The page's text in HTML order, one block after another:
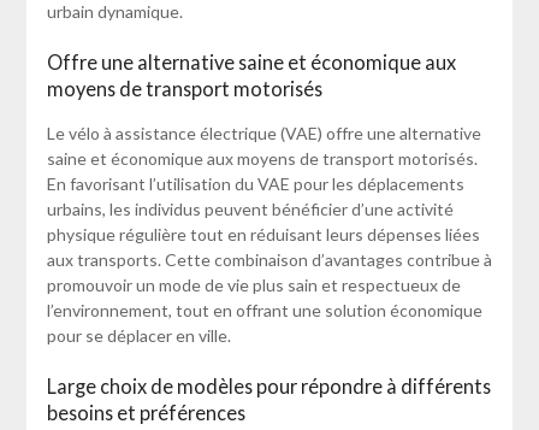
urbain dynamique.
Offre une alternative saine et économique aux
moyens de transport motorisés
Le vélo à assistance électrique (VAE) offre une alternative
saine et économique aux moyens de transport motorisés.
En favorisant l’utilisation du VAE pour les déplacements
urbains, les individus peuvent bénéficier d’une activité
physique régulière tout en réduisant leurs dépenses liées
aux transports. Cette combinaison d’avantages contribue à
promouvoir un mode de vie plus sain et respectueux de
l’environnement, tout en offrant une solution économique
pour se déplacer en ville.
Large choix de modèles pour répondre à différents
besoins et préférences